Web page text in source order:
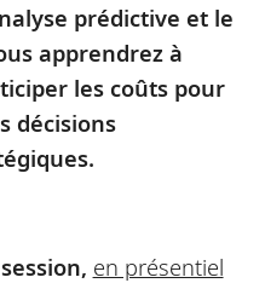
prédictive et le
apprendrez à
les coûts pour
décisions
en présentiel